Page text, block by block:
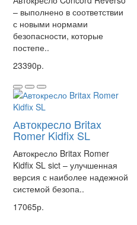
– выполнено в соответствии
с новыми нормами
безопасности, которые
постепе..
23390р.
Автокресло Britax
Romer Kidfix SL
Автокресло Britax Romer
Kidfix SL sict – улучшенная
версия с наиболее надежной
системой безопа..
17065р.